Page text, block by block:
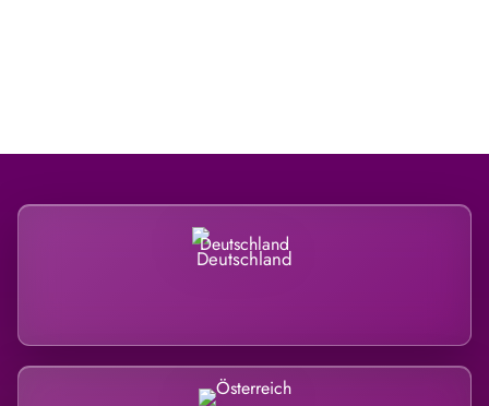
Deutschland